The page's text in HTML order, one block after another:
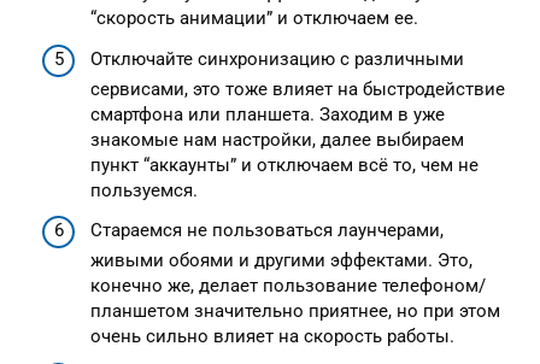
“скорость анимации” и отключаем ее.
Отключайте синхронизацию с различными
сервисами, это тоже влияет на быстродействие
смартфона или планшета. Заходим в уже
знакомые нам настройки, далее выбираем
пункт “аккаунты” и отключаем всё то, чем не
пользуемся.
Стараемся не пользоваться лаунчерами,
живыми обоями и другими эффектами. Это,
конечно же, делает пользование телефоном/
планшетом значительно приятнее, но при этом
очень сильно влияет на скорость работы.